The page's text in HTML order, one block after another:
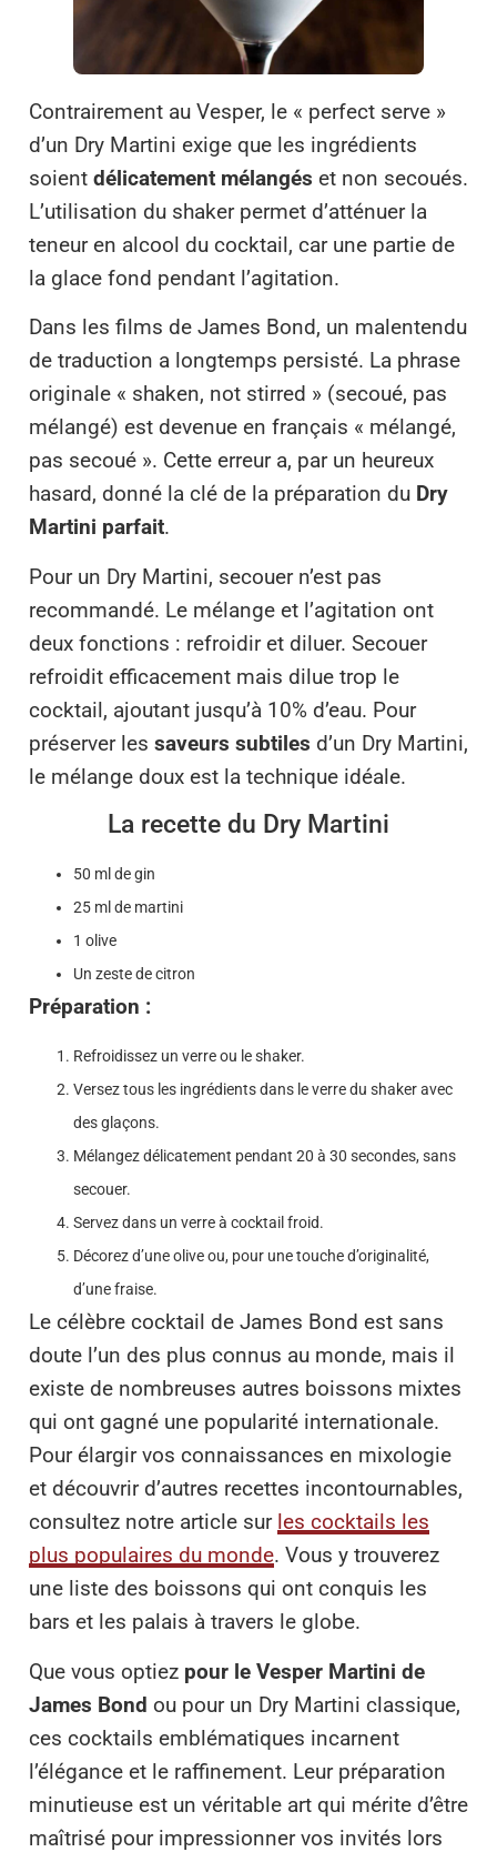
Contrairement au Vesper, le « perfect serve »
d’un Dry Martini exige que les ingrédients
soient délicatement mélangés et non secoués.
L’utilisation du shaker permet d’atténuer la
teneur en alcool du cocktail, car une partie de
la glace fond pendant l’agitation.
Dans les films de James Bond, un malentendu
de traduction a longtemps persisté. La phrase
originale « shaken, not stirred » (secoué, pas
mélangé) est devenue en français « mélangé,
pas secoué ». Cette erreur a, par un heureux
hasard, donné la clé de la préparation du Dry
Martini parfait.
Pour un Dry Martini, secouer n’est pas
recommandé. Le mélange et l’agitation ont
deux fonctions : refroidir et diluer. Secouer
refroidit efficacement mais dilue trop le
cocktail, ajoutant jusqu’à 10% d’eau. Pour
préserver les saveurs subtiles d’un Dry Martini,
le mélange doux est la technique idéale.
La recette du Dry Martini
50 ml de gin
25 ml de martini
1 olive
Un zeste de citron
Préparation :
Refroidissez un verre ou le shaker.
Versez tous les ingrédients dans le verre du shaker avec
des glaçons.
Mélangez délicatement pendant 20 à 30 secondes, sans
secouer.
Servez dans un verre à cocktail froid.
Décorez d’une olive ou, pour une touche d’originalité,
d’une fraise.
Le célèbre cocktail de James Bond est sans
doute l’un des plus connus au monde, mais il
existe de nombreuses autres boissons mixtes
qui ont gagné une popularité internationale.
Pour élargir vos connaissances en mixologie
et découvrir d’autres recettes incontournables,
consultez notre article sur les cocktails les
plus populaires du monde. Vous y trouverez
une liste des boissons qui ont conquis les
bars et les palais à travers le globe.
Que vous optiez pour le Vesper Martini de
James Bond ou pour un Dry Martini classique,
ces cocktails emblématiques incarnent
l’élégance et le raffinement. Leur préparation
minutieuse est un véritable art qui mérite d’être
maîtrisé pour impressionner vos invités lors